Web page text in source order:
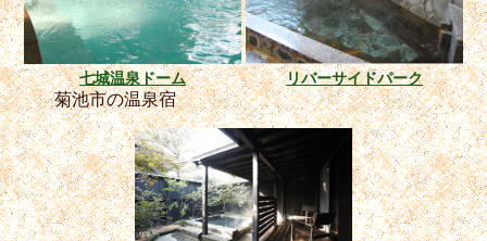
七城温泉ドーム リバーサイドパーク
菊池市の温泉宿